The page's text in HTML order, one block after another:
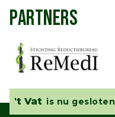
PARTNERS
't Vat is nu gesloten